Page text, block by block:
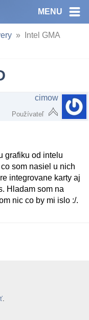
MENU
Intel GMA
cimow
Používateľ
grafiku od intelu
som nasiel u nich
integrovane karty aj
Hladam som na
nic co by mi islo :/.